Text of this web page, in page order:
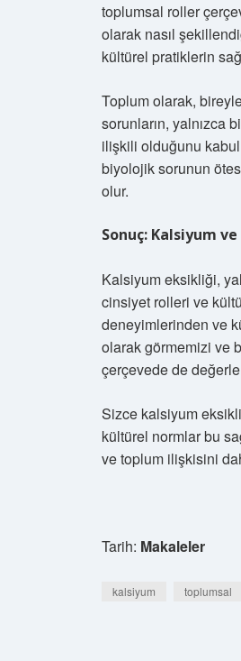
toplumsal roller
olarak nasıl
kültürel pratiklerin
Toplum olarak,
sorunların, yalnızca
ilişkili olduğunu
biyolojik sorunun
olur.
Sonuç: Kalsiyum
Kalsiyum eksikliği,
cinsiyet rolleri ve
deneyimlerinden ve
olarak görmemizi ve
çerçevede de
Sizce kalsiyum
kültürel normlar bu
ve toplum ilişkisini
Tarih: Makaleler
kalsiyum toplumsal